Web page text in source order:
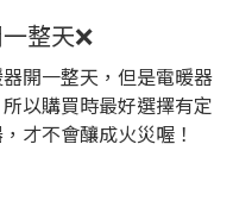
整天❌
開一整天，但是電暖器
以購買時最好選擇有定
才不會釀成火災喔！